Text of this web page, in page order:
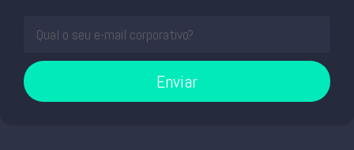
Enviar